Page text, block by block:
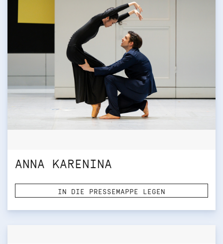
ANNA KARENINA
IN DIE PRESSEMAPPE LEGEN